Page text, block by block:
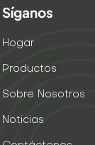
Síganos
Hogar
Productos
Sobre Nosotros
Noticias